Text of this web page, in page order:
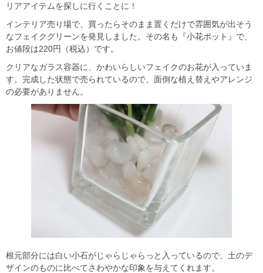
リアアイテムを探しに行くことに！
インテリア売り場で、買ったらそのまま置くだけで雰囲気が出そう
なフェイクグリーンを発見しました。その名も『小花ポット』で、
お値段は220円（税込）です。
クリアなガラス容器に、かわいらしいフェイクのお花が入っていま
す。完成した状態で売られているので、面倒な植え替えやアレンジ
の必要がありません。
根元部分には白い小石がじゃらじゃらっと入っているので、土のデ
ザインのものに比べてさわやかな印象を与えてくれます。